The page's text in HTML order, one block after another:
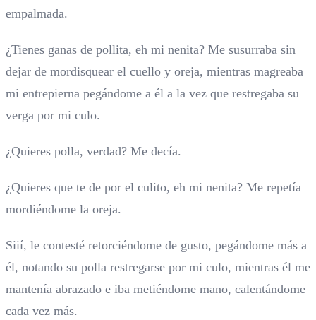
empalmada.
¿Tienes ganas de pollita, eh mi nenita? Me susurraba sin
dejar de mordisquear el cuello y oreja, mientras magreaba
mi entrepierna pegándome a él a la vez que restregaba su
verga por mi culo.
¿Quieres polla, verdad? Me decía.
¿Quieres que te de por el culito, eh mi nenita? Me repetía
mordiéndome la oreja.
Siií, le contesté retorciéndome de gusto, pegándome más a
él, notando su polla restregarse por mi culo, mientras él me
mantenía abrazado e iba metiéndome mano, calentándome
cada vez más.